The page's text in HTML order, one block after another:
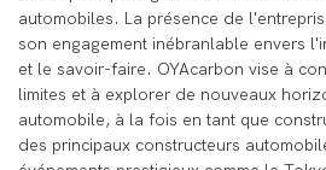
automobiles. La présence de
son engagement inébranlable envers
et le savoir-faire. OYAcarbon vise à
limites et à explorer de nouveaux
automobile, à la fois en tant que
des principaux constructeurs